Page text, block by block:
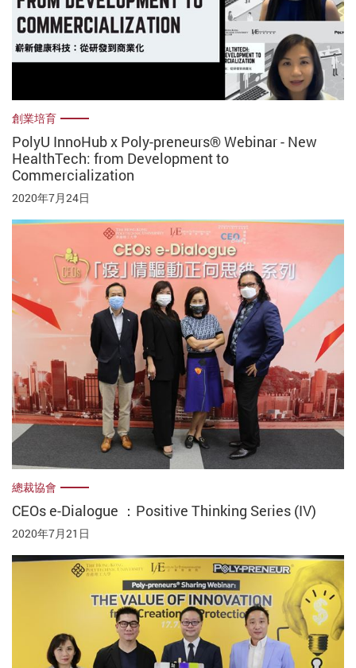
創業培育
PolyU InnoHub x Poly-preneurs® Webinar - New
HealthTech: from Development to
Commercialization
2020年7月24日
總裁協會
CEOs e-Dialogue ：Positive Thinking Series (IV)
2020年7月21日